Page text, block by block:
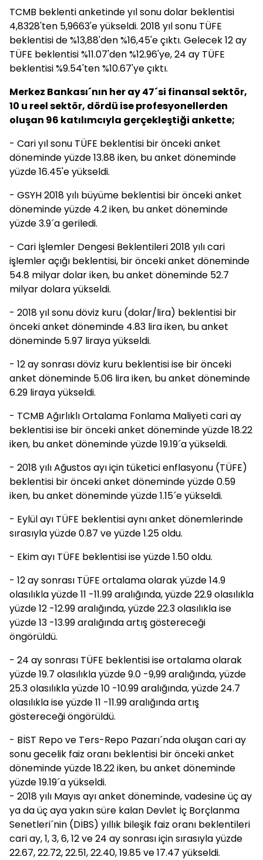
TCMB beklenti anketinde yıl sonu dolar beklentisi
4,8328'ten 5,9663'e yükseldi. 2018 yıl sonu TÜFE
beklentisi de %13,88'den %16,45'e çıktı. Gelecek 12 ay
TÜFE beklentisi %11.07'den %12.96'ye, 24 ay TÜFE
beklentisi %9.54'ten %10.67'ye çıktı.
Merkez Bankası´nın her ay 47´si finansal sektör,
10 u reel sektör, dördü ise profesyonellerden
oluşan 96 katılımcıyla gerçekleştiği ankette;
- Cari yıl sonu TÜFE beklentisi bir önceki anket
döneminde yüzde 13.88 iken, bu anket döneminde
yüzde 16.45'e yükseldi.
- GSYH 2018 yılı büyüme beklentisi bir önceki anket
döneminde yüzde 4.2 iken, bu anket döneminde
yüzde 3.9´a geriledi.
- Cari İşlemler Dengesi Beklentileri 2018 yılı cari
işlemler açığı beklentisi, bir önceki anket döneminde
54.8 milyar dolar iken, bu anket döneminde 52.7
milyar dolara yükseldi.
- 2018 yıl sonu döviz kuru (dolar/lira) beklentisi bir
önceki anket döneminde 4.83 lira iken, bu anket
döneminde 5.97 liraya yükseldi.
- 12 ay sonrası döviz kuru beklentisi ise bir önceki
anket döneminde 5.06 lira iken, bu anket döneminde
6.29 liraya yükseldi.
- TCMB Ağırlıklı Ortalama Fonlama Maliyeti cari ay
beklentisi ise bir önceki anket döneminde yüzde 18.22
iken, bu anket döneminde yüzde 19.19´a yükseldi.
- 2018 yılı Ağustos ayı için tüketici enflasyonu (TÜFE)
beklentisi bir önceki anket döneminde yüzde 0.59
iken, bu anket döneminde yüzde 1.15´e yükseldi.
- Eylül ayı TÜFE beklentisi aynı anket dönemlerinde
sırasıyla yüzde 0.87 ve yüzde 1.25 oldu.
- Ekim ayı TÜFE beklentisi ise yüzde 1.50 oldu.
- 12 ay sonrası TÜFE ortalama olarak yüzde 14.9
olasılıkla yüzde 11 -11.99 aralığında, yüzde 22.9 olasılıkla
yüzde 12 -12.99 aralığında, yüzde 22.3 olasılıkla ise
yüzde 13 -13.99 aralığında artış göstereceği
öngörüldü.
- 24 ay sonrası TÜFE beklentisi ise ortalama olarak
yüzde 19.7 olasılıkla yüzde 9.0 -9,99 aralığında, yüzde
25.3 olasılıkla yüzde 10 -10.99 aralığında, yüzde 24.7
olasılıkla ise yüzde 11 -11.99 aralığında artış
göstereceği öngörüldü.
- BİST Repo ve Ters-Repo Pazarı´nda oluşan cari ay
sonu gecelik faiz oranı beklentisi bir önceki anket
döneminde yüzde 18.22 iken, bu anket döneminde
yüzde 19.19´a yükseldi.
- 2018 yılı Mayıs ayı anket döneminde, vadesine üç ay
ya da üç aya yakın süre kalan Devlet İç Borçlanma
Senetleri´nin (DİBS) yıllık bileşik faiz oranı beklentileri
cari ay, 1, 3, 6, 12 ve 24 ay sonrası için sırasıyla yüzde
22.67, 22.72, 22.51, 22.40, 19.85 ve 17.47 yükseldi.